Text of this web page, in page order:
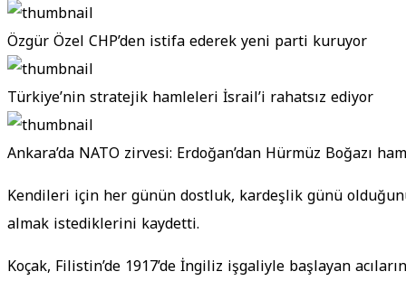
Özgür Özel CHP’den istifa ederek yeni parti kuruyor
Türkiye’nin stratejik hamleleri İsrail’i rahatsız ediyor
Ankara’da NATO zirvesi: Erdoğan’dan Hürmüz Boğazı
Kendileri için her günün dostluk, kardeşlik günü
almak istediklerini kaydetti.
Koçak, Filistin’de 1917’de İngiliz işgaliyle başlayan